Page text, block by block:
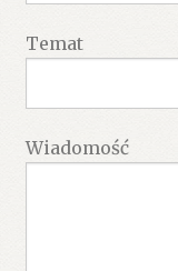
Temat
Wiadomość